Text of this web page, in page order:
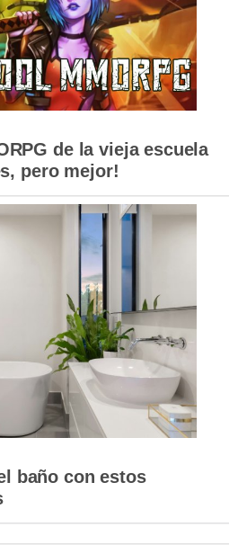
de la vieja escuela
pero mejor!
baño con estos